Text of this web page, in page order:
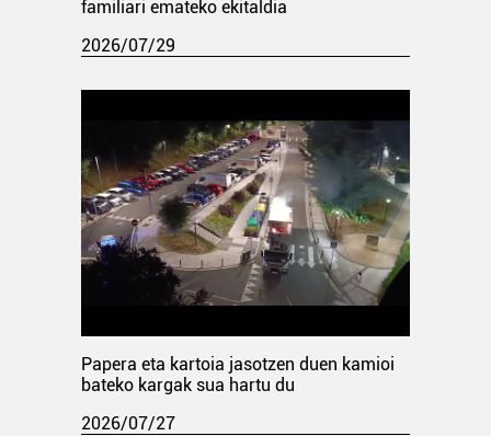
familiari emateko ekitaldia
2026/07/29
Papera eta kartoia jasotzen duen kamioi
bateko kargak sua hartu du
2026/07/27